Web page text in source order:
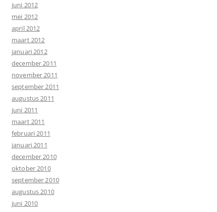
juni 2012
mei 2012
april 2012
maart 2012
januari 2012
december 2011
november 2011
september 2011
augustus 2011
juni 2011
maart 2011
februari 2011
januari 2011
december 2010
oktober 2010
september 2010
augustus 2010
juni 2010